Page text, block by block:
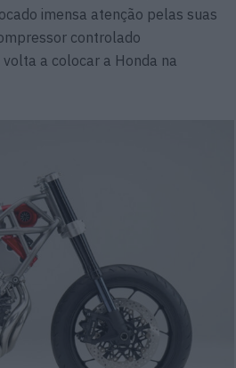
imensa atenção pelas suas
controlado
a colocar a Honda na